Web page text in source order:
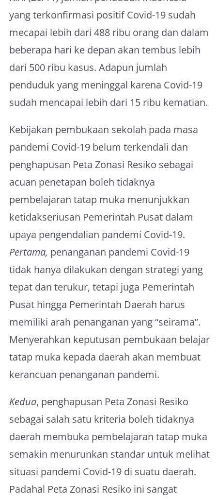
yang terkonfirmasi positif Covid-19 sudah
mecapai lebih dari 488 ribu orang dan dalam
beberapa hari ke depan akan tembus lebih
dari 500 ribu kasus. Adapun jumlah
penduduk yang meninggal karena Covid-19
sudah mencapai lebih dari 15 ribu kematian.
Kebijakan pembukaan sekolah pada masa
pandemi Covid-19 belum terkendali dan
penghapusan Peta Zonasi Resiko sebagai
acuan penetapan boleh tidaknya
pembelajaran tatap muka menunjukkan
ketidakseriusan Pemerintah Pusat dalam
upaya pengendalian pandemi Covid-19.
Pertama, penanganan pandemi Covid-19
tidak hanya dilakukan dengan strategi yang
tepat dan terukur, tetapi juga Pemerintah
Pusat hingga Pemerintah Daerah harus
memiliki arah penanganan yang “seirama”.
Menyerahkan keputusan pembukaan belajar
tatap muka kepada daerah akan membuat
kerancuan penanganan pandemi.
Kedua, penghapusan Peta Zonasi Resiko
sebagai salah satu kriteria boleh tidaknya
daerah membuka pembelajaran tatap muka
semakin menurunkan standar untuk melihat
situasi pandemi Covid-19 di suatu daerah.
Padahal Peta Zonasi Resiko ini sangat